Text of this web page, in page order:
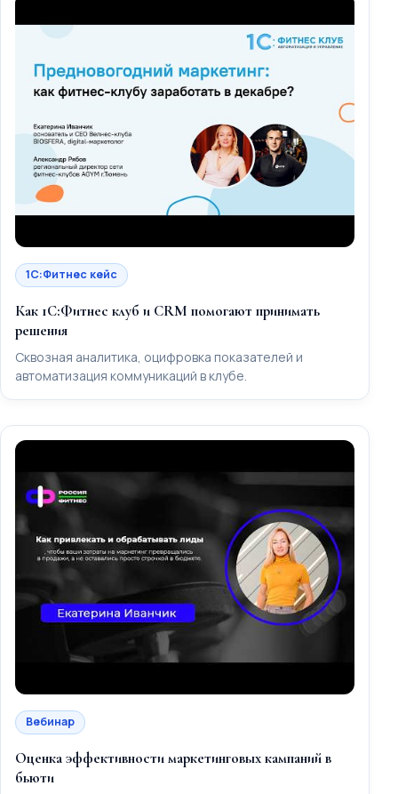
1С:Фитнес кейс
Как 1С:Фитнес клуб и CRM помогают принимать
решения
Сквозная аналитика, оцифровка показателей и
автоматизация коммуникаций в клубе.
Вебинар
Оценка эффективности маркетинговых кампаний в
бьюти